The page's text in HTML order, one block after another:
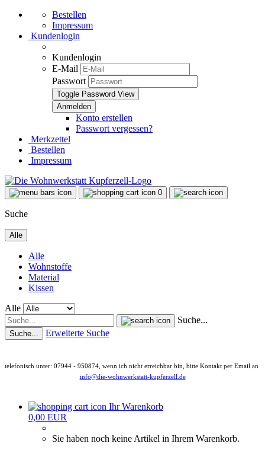
Bestellen
Impressum
Kundenlogin
Kundenlogin
E-Mail
Passwort
Toggle Password View
Konto erstellen
Passwort vergessen?
Merkzettel
Bestellen
Impressum
0
Suche
Alle
Alle
Wohnstoffe
Material
Kissen
Alle
Suche...
Suche... Erweiterte Suche
telefonisch unter: 07944 - 950874, wenn ich nicht erreichbar bin, bitte Kontakt per Email an
info@die-wohnwerkstatt-kupferzell.de
Ihr Warenkorb
0,00 EUR
Sie haben noch keine Artikel in Ihrem Warenkorb.